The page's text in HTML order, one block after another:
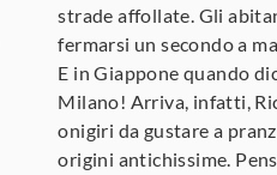
strade affollate. Gli
fermarsi un secondo a
E in Giappone quando
Milano! Arriva, infatti,
onigiri da gustare a
origini antichissime.